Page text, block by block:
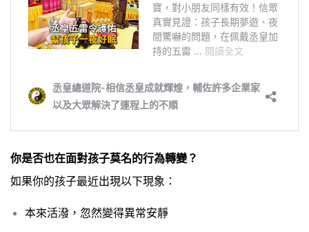
你是否也在面對孩子莫名的行為轉變？
如果你的孩子最近出現以下現象：
本來活潑，忽然變得異常安靜